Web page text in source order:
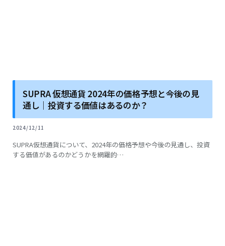
SUPRA 仮想通貨 2024年の価格予想と今後の見
通し｜投資する価値はあるのか？
2024/12/11
SUPRA仮想通貨について、2024年の価格予想や今後の見通し、投資
する価値があるのかどうかを網羅的…